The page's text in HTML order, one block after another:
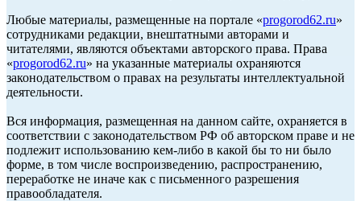
Любые материалы, размещенные на портале «progorod62.ru»
сотрудниками редакции, внештатными авторами и
читателями, являются объектами авторского права. Права
«progorod62.ru» на указанные материалы охраняются
законодательством о правах на результаты интеллектуальной
деятельности.
Вся информация, размещенная на данном сайте, охраняется в
соответствии с законодательством РФ об авторском праве и не
подлежит использованию кем-либо в какой бы то ни было
форме, в том числе воспроизведению, распространению,
переработке не иначе как с письменного разрешения
правообладателя.